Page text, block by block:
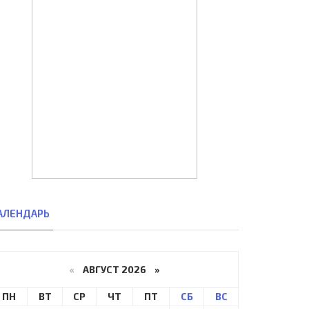
« АВГУСТ 2026 »
ПН ВТ СР ЧТ ПТ СБ ВС